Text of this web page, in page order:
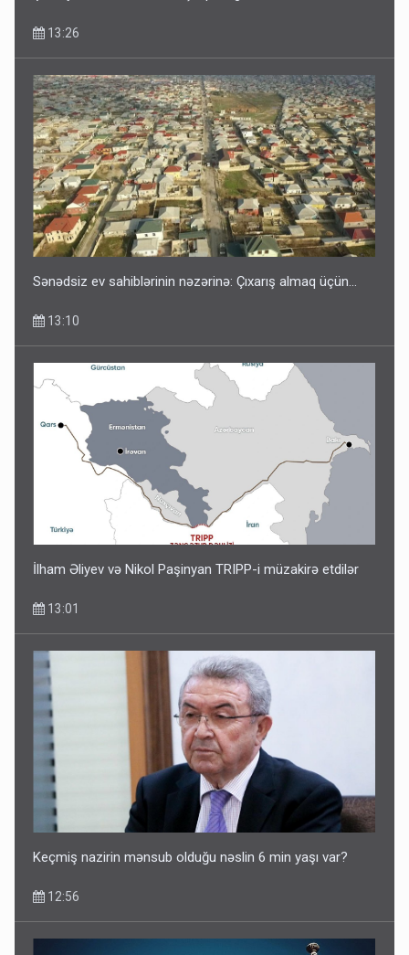
13:26
Sənədsiz ev sahiblərinin nəzərinə: Çıxarış almaq üçün...
13:10
İlham Əliyev və Nikol Paşinyan TRIPP-i müzakirə etdilər
13:01
Keçmiş nazirin mənsub olduğu nəslin 6 min yaşı var?
12:56